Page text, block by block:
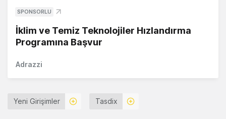
SPONSORLU
İklim ve Temiz Teknolojiler Hızlandırma
Programına Başvur
Adrazzi
Yeni Girişimler Tasdix